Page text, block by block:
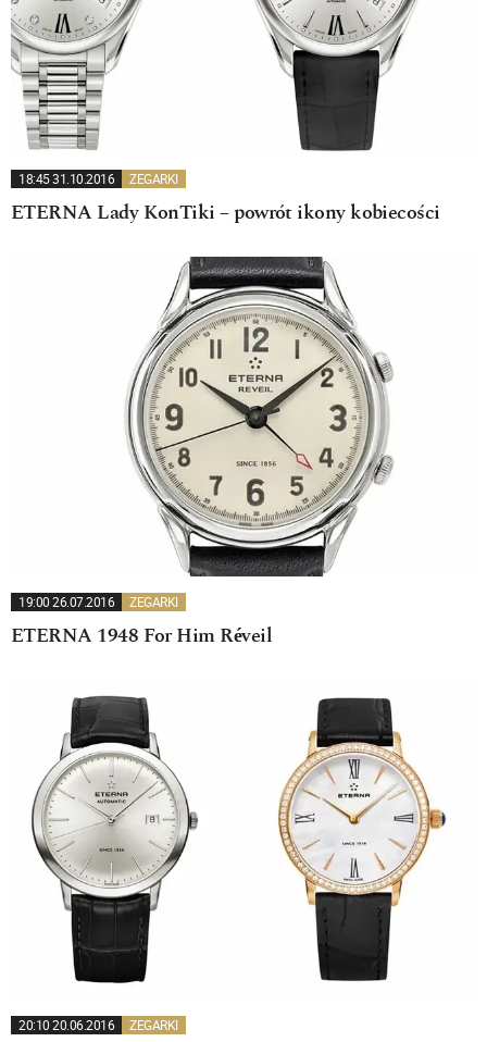
18:45 31.10.2016 ZEGARKI
ETERNA Lady KonTiki – powrót ikony kobiecości
19:00 26.07.2016 ZEGARKI
ETERNA 1948 For Him Réveil
20:10 20.06.2016 ZEGARKI